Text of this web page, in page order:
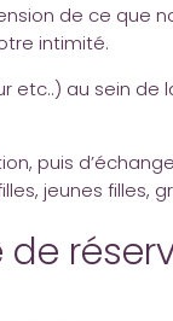
de ce que
intimité.
au sein de
puis
jeunes filles,
de